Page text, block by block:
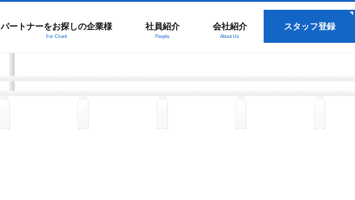
パートナーをお探しの企業様
For Cliant
社員紹介
People
会社紹介
About Us
スタッフ登録